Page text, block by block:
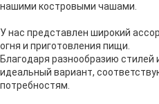
нашими костровыми чашами.
У нас представлен широкий
огня и приготовления пищи.
Благодаря разнообразию
идеальный вариант,
потребностям.